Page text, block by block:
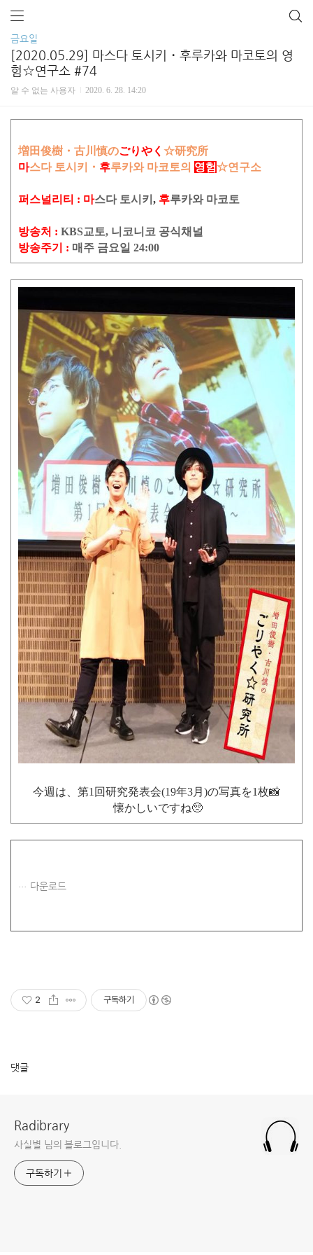
금요일
[2020.05.29] 마스다 토시키・후루카와 마코토의 영
험☆연구소 #74
알 수 없는 사용자 2020. 6. 28. 14:20
増田俊樹・古川慎のごりやく ☆研究所
마스다 토시키・ 후루카와 마코토의 영험☆연구소
퍼스널리티 : 마스다 토시키 , 후루카와 마코토
방송처 : KBS교토, 니코니코 공식채널
방송주기 : 매주 금요일 24:00
今週は、第1回研究発表会(19年3月)の写真を1枚📸
懐かしいですね🥺
다운로드
2 구독하기
댓글
Radibrary
사실별 님의 블로그입니다.
구독하기